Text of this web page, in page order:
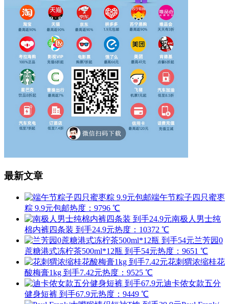
最新文章
端午节粽子四只蜜枣
粽 9.9元包邮热度：9796 ℃
南极人男士纯
棉内裤四条装 到手24.9元热度：10372 ℃
兰芳园0
蔗糖港式冻柠茶500ml*12瓶 到手54元热度：9651 ℃
花刺猬浓缩桂花
酸梅膏1kg 到手7.42元热度：9525 ℃
迪卡侬女款五分
健身短裤 到手67.9元热度：9449 ℃